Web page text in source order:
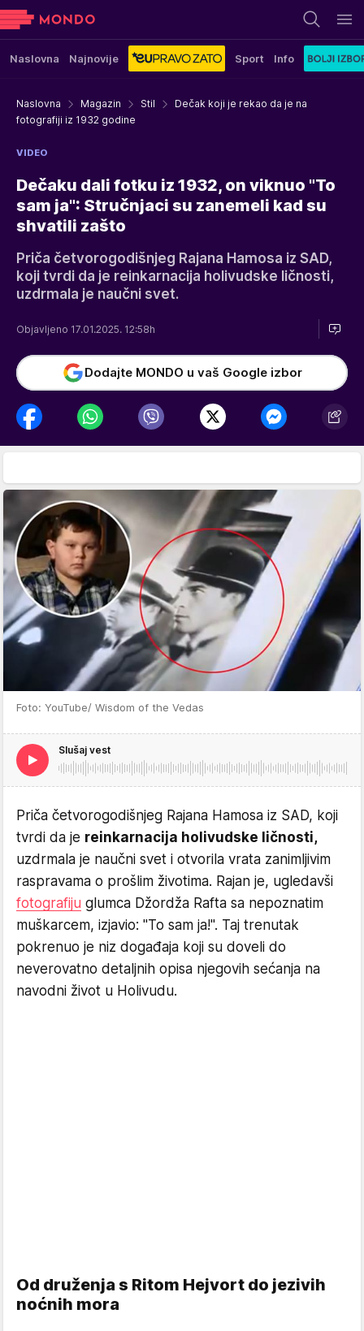
Naslovna Najnovije Sport Info
Naslovna Magazin Stil
Dečak koji je rekao da je na
fotografiji iz 1932 godine
VIDEO
Dečaku dali fotku iz 1932, on viknuo "To
sam ja": Stručnjaci su zanemeli kad su
shvatili zašto
Priča četvorogodišnjeg Rajana Hamosa iz SAD,
koji tvrdi da je reinkarnacija holivudske ličnosti,
uzdrmala je naučni svet.
Objavljeno 17.01.2025. 12:58h
Dodajte MONDO u vaš Google izbor
Foto: YouTube/ Wisdom of the Vedas
Slušaj vest
Priča četvorogodišnjeg Rajana Hamosa iz SAD, koji
tvrdi da je reinkarnacija holivudske ličnosti,
uzdrmala je naučni svet i otvorila vrata zanimljivim
raspravama o prošlim životima. Rajan je, ugledavši
fotografiju glumca Džordža Rafta sa nepoznatim
muškarcem, izjavio: "To sam ja!". Taj trenutak
pokrenuo je niz događaja koji su doveli do
neverovatno detaljnih opisa njegovih sećanja na
navodni život u Holivudu.
Od druženja s Ritom Hejvort do jezivih
noćnih mora